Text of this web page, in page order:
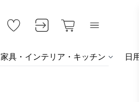
家具・インテリア・キッチン 日